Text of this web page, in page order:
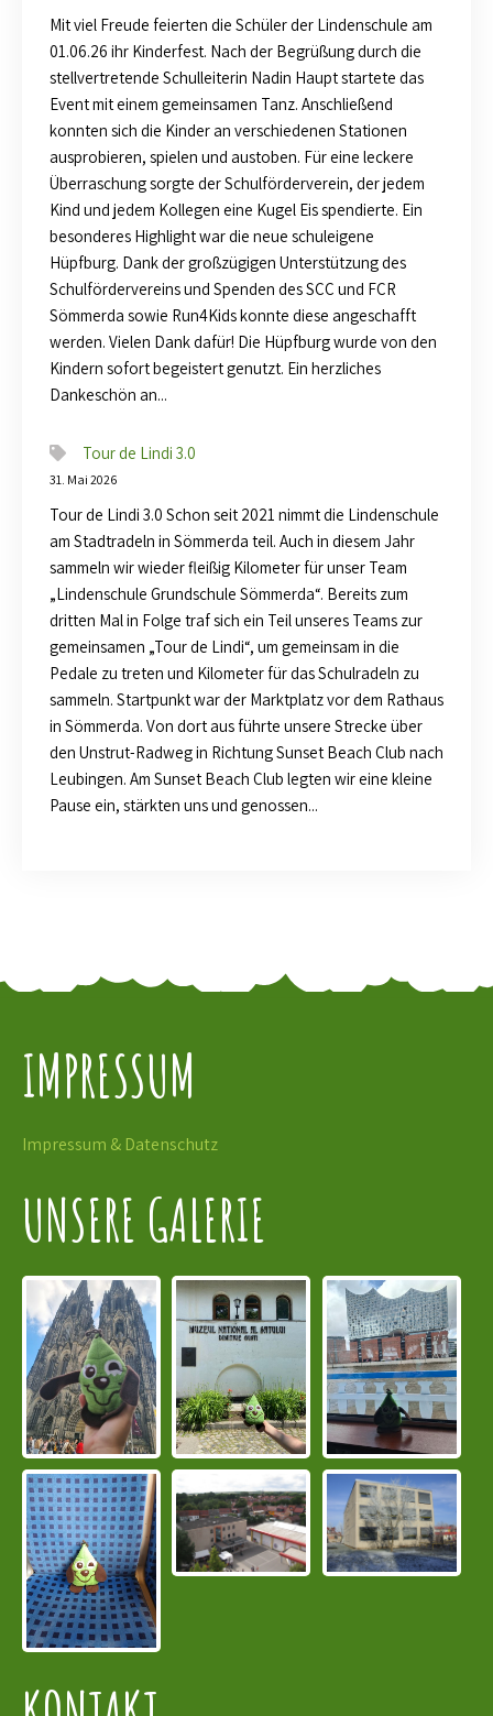
Mit viel Freude feierten die Schüler der Lindenschule am
01.06.26 ihr Kinderfest. Nach der Begrüßung durch die
stellvertretende Schulleiterin Nadin Haupt startete das
Event mit einem gemeinsamen Tanz. Anschließend
konnten sich die Kinder an verschiedenen Stationen
ausprobieren, spielen und austoben. Für eine leckere
Überraschung sorgte der Schulförderverein, der jedem
Kind und jedem Kollegen eine Kugel Eis spendierte. Ein
besonderes Highlight war die neue schuleigene
Hüpfburg. Dank der großzügigen Unterstützung des
Schulfördervereins und Spenden des SCC und FCR
Sömmerda sowie Run4Kids konnte diese angeschafft
werden. Vielen Dank dafür! Die Hüpfburg wurde von den
Kindern sofort begeistert genutzt. Ein herzliches
Dankeschön an...
Tour de Lindi 3.0
31. Mai 2026
Tour de Lindi 3.0 Schon seit 2021 nimmt die Lindenschule
am Stadtradeln in Sömmerda teil. Auch in diesem Jahr
sammeln wir wieder fleißig Kilometer für unser Team
„Lindenschule Grundschule Sömmerda“. Bereits zum
dritten Mal in Folge traf sich ein Teil unseres Teams zur
gemeinsamen „Tour de Lindi“, um gemeinsam in die
Pedale zu treten und Kilometer für das Schulradeln zu
sammeln. Startpunkt war der Marktplatz vor dem Rathaus
in Sömmerda. Von dort aus führte unsere Strecke über
den Unstrut-Radweg in Richtung Sunset Beach Club nach
Leubingen. Am Sunset Beach Club legten wir eine kleine
Pause ein, stärkten uns und genossen...
IMPRESSUM
Impressum & Datenschutz
UNSERE GALERIE